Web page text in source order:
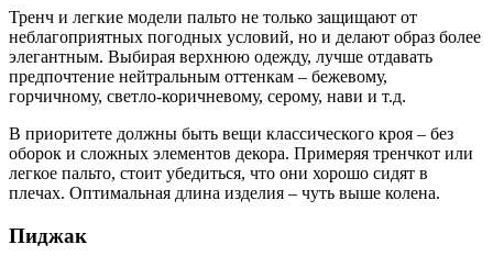
Тренч и легкие модели пальто не только защищают от
неблагоприятных погодных условий, но и делают образ более
элегантным. Выбирая верхнюю одежду, лучше отдавать
предпочтение нейтральным оттенкам – бежевому,
горчичному, светло-коричневому, серому, нави и т.д.
В приоритете должны быть вещи классического кроя – без
оборок и сложных элементов декора. Примеряя тренчкот или
легкое пальто, стоит убедиться, что они хорошо сидят в
плечах. Оптимальная длина изделия – чуть выше колена.
Пиджак